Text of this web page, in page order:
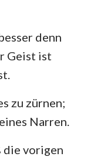
denn
Geist ist
zu zürnen;
Narren.
die vorigen